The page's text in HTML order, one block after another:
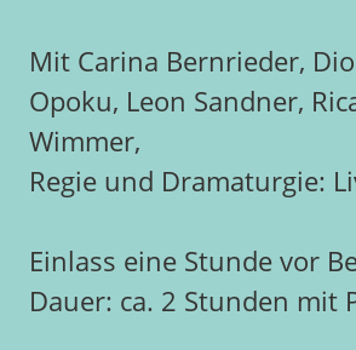
Mit Carina Bernrieder,
Opoku, Leon Sandner,
Wimmer,
Regie und Dramaturgie:
Einlass eine Stunde vor
Dauer: ca. 2 Stunden mit